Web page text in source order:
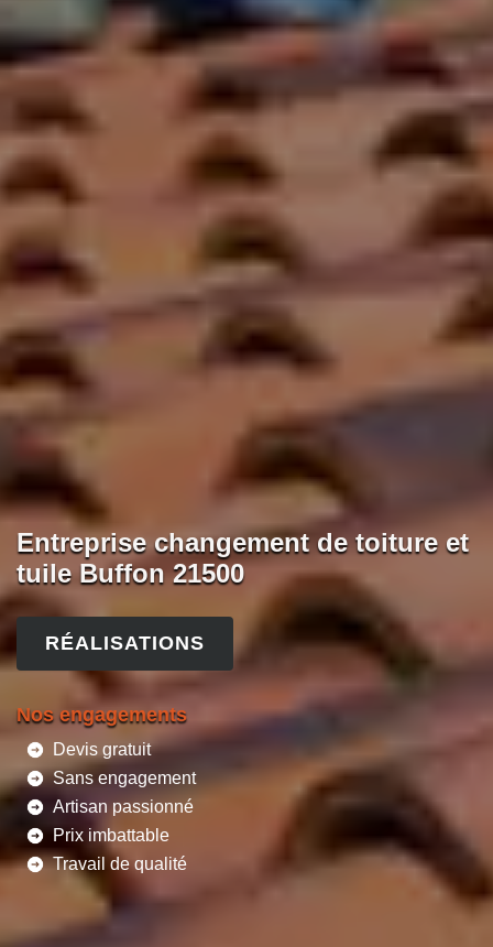
Entreprise changement de toiture et
tuile Buffon 21500
RÉALISATIONS
Nos engagements
Devis gratuit
Sans engagement
Artisan passionné
Prix imbattable
Travail de qualité